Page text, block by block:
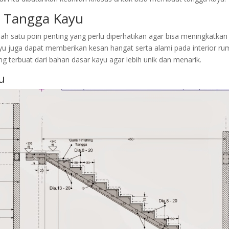
Kayu
satu poin penting yang perlu diperhatikan agar bisa
juga dapat memberikan kesan hangat serta alami pada interior
terbuat dari bahan dasar kayu agar lebih unik dan menarik.